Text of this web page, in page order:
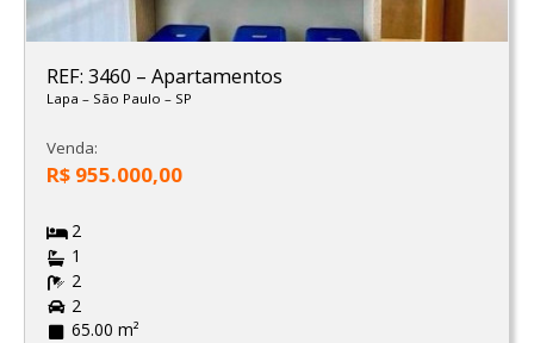
REF: 3460 – Apartamentos
Lapa – São Paulo – SP
Venda:
R$ 955.000,00
2
1
2
2
65.00 m²